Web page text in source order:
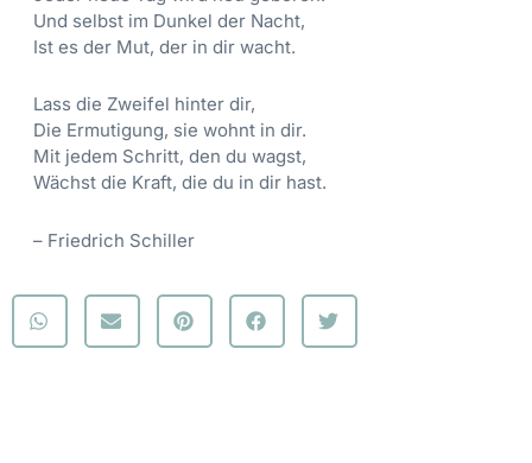
Und selbst im Dunkel der Nacht,
Ist es der Mut, der in dir wacht.
Lass die Zweifel hinter dir,
Die Ermutigung, sie wohnt in dir.
Mit jedem Schritt, den du wagst,
Wächst die Kraft, die du in dir hast.
– Friedrich Schiller